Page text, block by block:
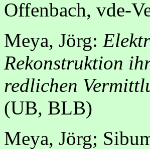
Offenbach, vde-
Meya, Jörg:
Rekonstruktion
redlichen
(UB, BLB)
Meya, Jörg;